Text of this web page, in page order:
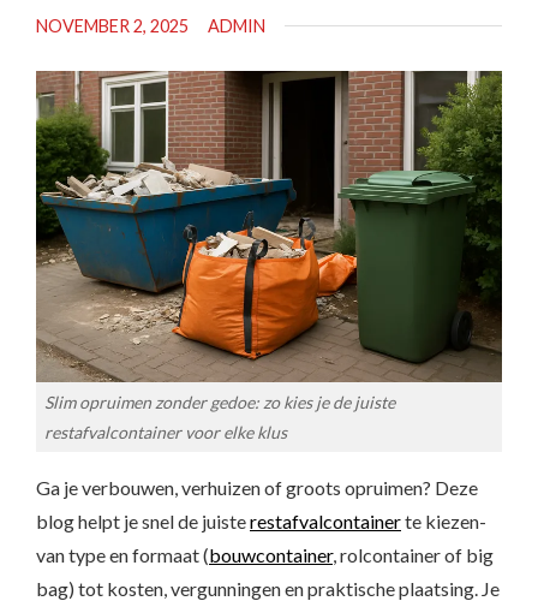
NOVEMBER 2, 2025 ADMIN
Slim opruimen zonder gedoe: zo kies je de juiste
restafvalcontainer voor elke klus
Ga je verbouwen, verhuizen of groots opruimen? Deze
blog helpt je snel de juisterestafvalcontainerte kiezen-
van type en formaat (bouwcontainer, rolcontainer of big
bag) tot kosten, vergunningen en praktische plaatsing. Je